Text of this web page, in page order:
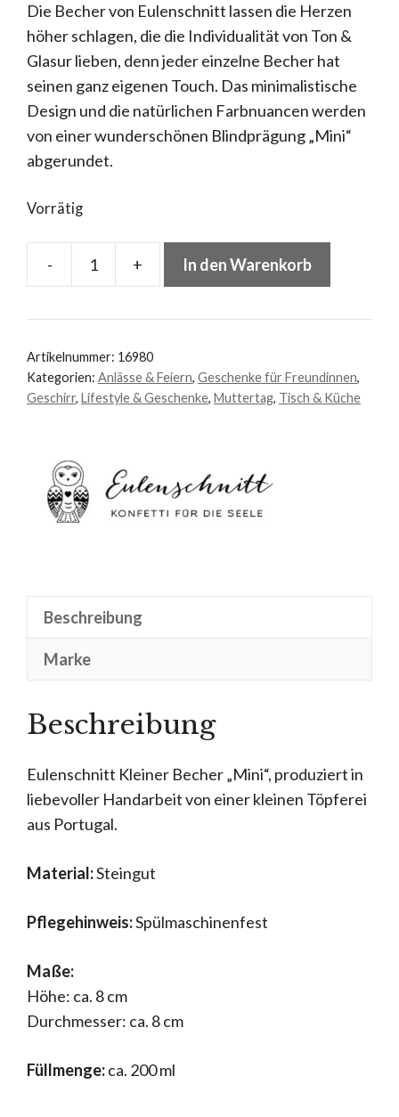
Die Becher von Eulenschnitt lassen die Herzen
höher schlagen, die die Individualität von Ton &
Glasur lieben, denn jeder einzelne Becher hat
seinen ganz eigenen Touch. Das minimalistische
Design und die natürlichen Farbnuancen werden
von einer wunderschönen Blindprägung „Mini“
abgerundet.
Vorrätig
-
Eulenschnitt
Becher
Menge
+ In den Warenkorb
Artikelnummer: 16980
Kategorien: Anlässe & Feiern, Geschenke für Freundinnen,
Geschirr, Lifestyle & Geschenke, Muttertag, Tisch & Küche
Beschreibung
Marke
Beschreibung
Eulenschnitt Kleiner Becher „Mini“, produziert in
liebevoller Handarbeit von einer kleinen Töpferei
aus Portugal.
Material:Steingut
Pflegehinweis:Spülmaschinenfest
Maße:
Höhe: ca. 8 cm
Durchmesser: ca. 8 cm
Füllmenge:ca. 200 ml